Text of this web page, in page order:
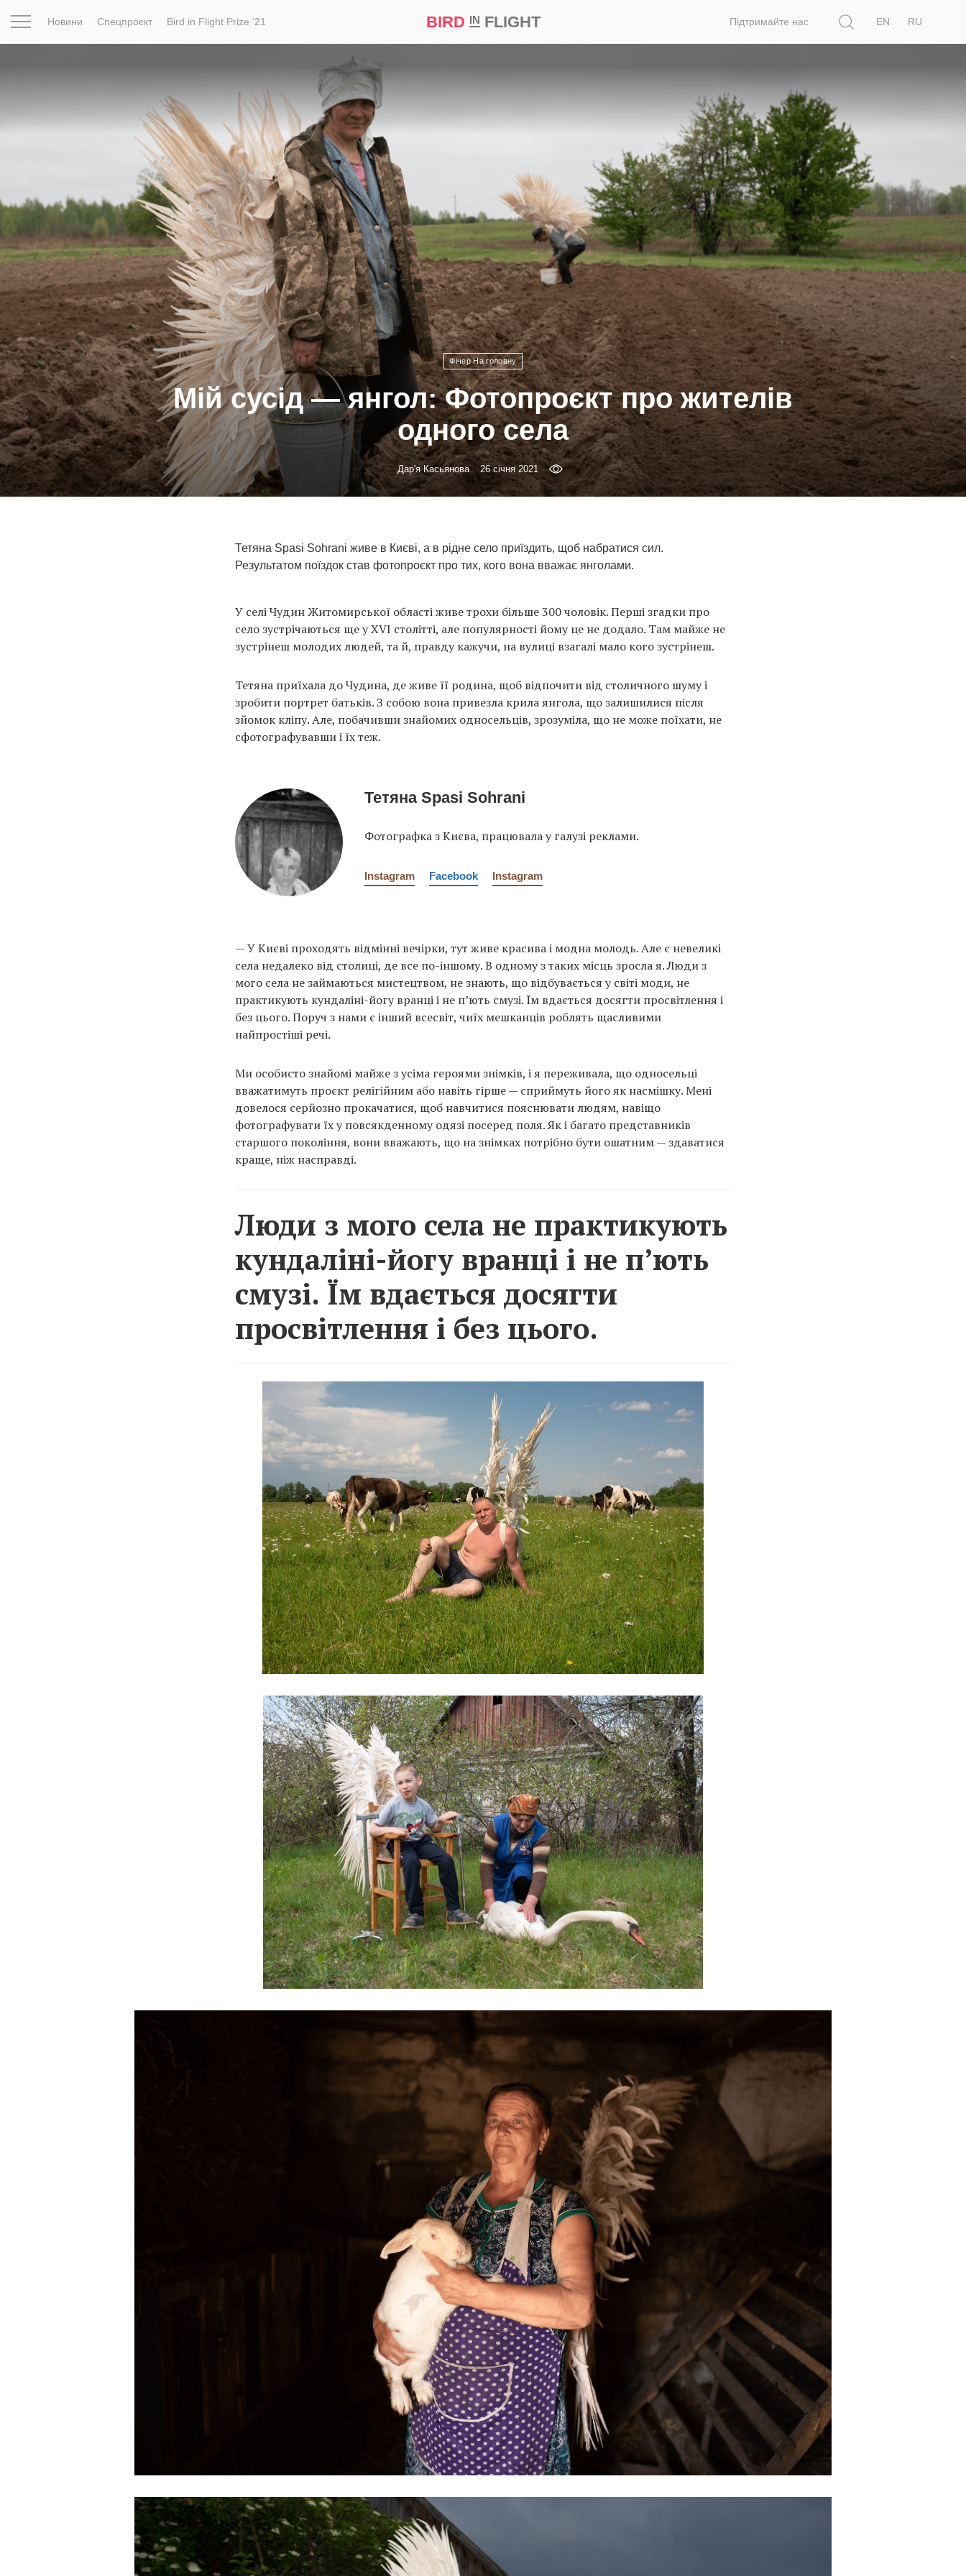
Новини Спецпроєкт Bird in Flight Prize ‘21 BIRD INFLIGHT Підтримайте нас
EN
RU
Професія
Фічер На головну
Мій сусід — янгол: Фотопроєкт про жителів
одного села
Дар'я Касьянова 26 січня 2021
Тетяна Spasi Sohrani живе в Києві, а в рідне село приїздить, щоб набратися сил.
Результатом поїздок став фотопроєкт про тих, кого вона вважає янголами.
У селі Чудин Житомирської області живе трохи більше 300 чоловік. Перші згадки про
село зустрічаються ще у XVI столітті, але популярності йому це не додало. Там майже не
зустрінеш молодих людей, та й, правду кажучи, на вулиці взагалі мало кого зустрінеш.
Тетяна приїхала до Чудина, де живе її родина, щоб відпочити від столичного шуму і
зробити портрет батьків. З собою вона привезла крила янгола, що залишилися після
зйомок кліпу. Але, побачивши знайомих односельців, зрозуміла, що не може поїхати, не
сфотографувавши і їх теж.
Тетяна Spasi Sohrani
Фотографка з Києва, працювала у галузі реклами.
Instagram Facebook Instagram
— У Києві проходять відмінні вечірки, тут живе красива і модна молодь. Але є невеликі
села недалеко від столиці, де все по-іншому. В одному з таких місць зросла я. Люди з
мого села не займаються мистецтвом, не знають, що відбувається у світі моди, не
практикують кундаліні-йогу вранці і не п’ють смузі. Їм вдається досягти просвітлення і
без цього. Поруч з нами є інший всесвіт, чиїх мешканців роблять щасливими
найпростіші речі.
Ми особисто знайомі майже з усіма героями знімків, і я переживала, що односельці
вважатимуть проєкт релігійним або навіть гірше — сприймуть його як насмішку. Мені
довелося серйозно прокачатися, щоб навчитися пояснювати людям, навіщо
фотографувати їх у повсякденному одязі посеред поля. Як і багато представників
старшого покоління, вони вважають, що на знімках потрібно бути ошатним — здаватися
краще, ніж насправді.
Люди з мого села не практикують
кундаліні-йогу вранці і не п’ють
смузі. Їм вдається досягти
просвітлення і без цього.